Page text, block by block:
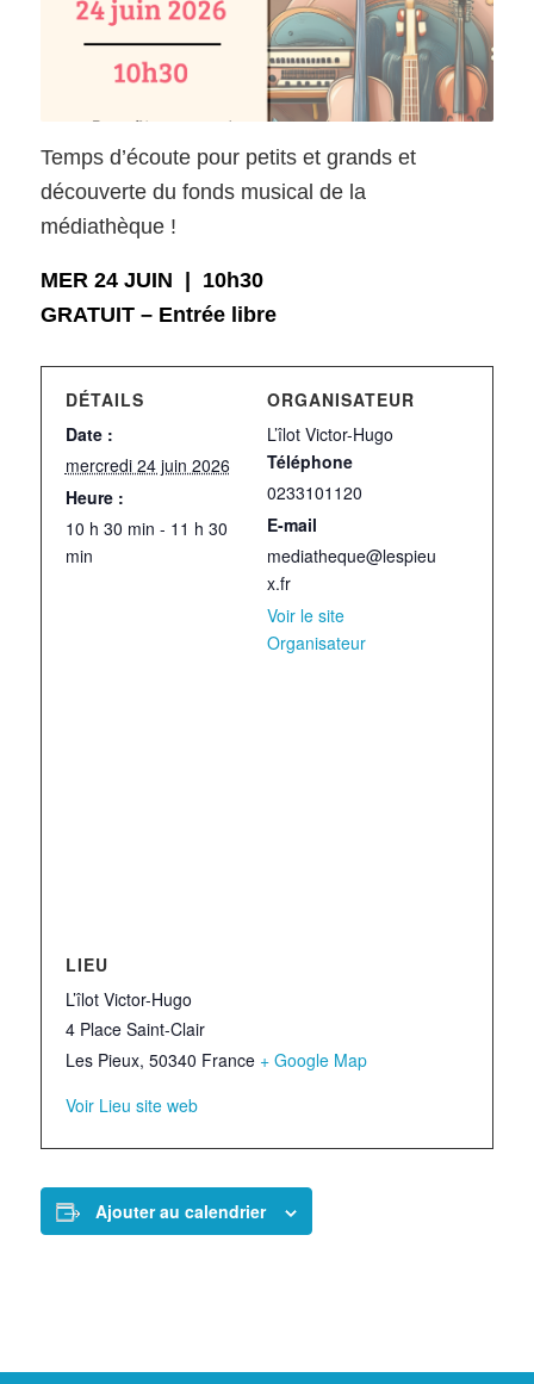
Temps d’écoute pour petits et grands et
découverte du fonds musical de la
médiathèque !
MER 24 JUIN | 10h30
GRATUIT – Entrée libre
DÉTAILS
Date :
mercredi 24 juin 2026
Heure :
10 h 30 min - 11 h 30
min
ORGANISATEUR
L’îlot Victor-Hugo
Téléphone
0233101120
E-mail
mediatheque@lespieu
x.fr
Voir le site
Organisateur
LIEU
L’îlot Victor-Hugo
4 Place Saint-Clair
Les Pieux, 50340 France + Google Map
Voir Lieu site web
Ajouter au calendrier